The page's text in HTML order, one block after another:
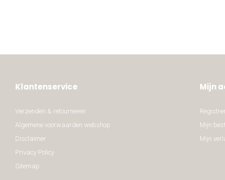
Klantenservice
Verzenden & retourneren
Algemene voorwaarden webshop
Disclaimer
Privacy Policy
Sitemap
Mijn
Mijn
Mijn